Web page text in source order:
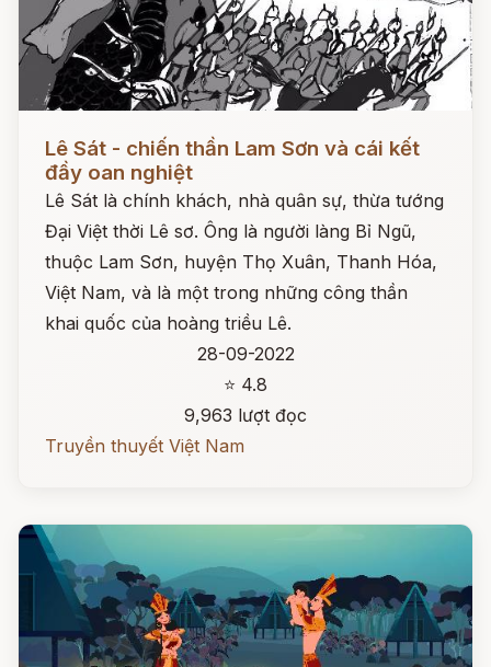
Lê Sát - chiến thần Lam Sơn và cái kết
đầy oan nghiệt
Lê Sát là chính khách, nhà quân sự, thừa tướng
Đại Việt thời Lê sơ. Ông là người làng Bỉ Ngũ,
thuộc Lam Sơn, huyện Thọ Xuân, Thanh Hóa,
Việt Nam, và là một trong những công thần
khai quốc của hoàng triều Lê.
28-09-2022
⭐ 4.8
9,963 lượt đọc
Truyền thuyết Việt Nam